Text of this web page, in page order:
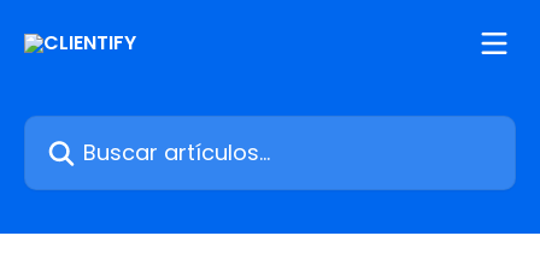
Buscar artículos...